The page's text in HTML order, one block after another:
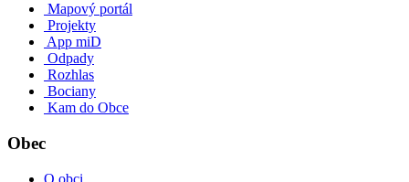
Mapový portál
Projekty
App miD
Odpady
Rozhlas
Bociany
Kam do Obce
Obec
O obci